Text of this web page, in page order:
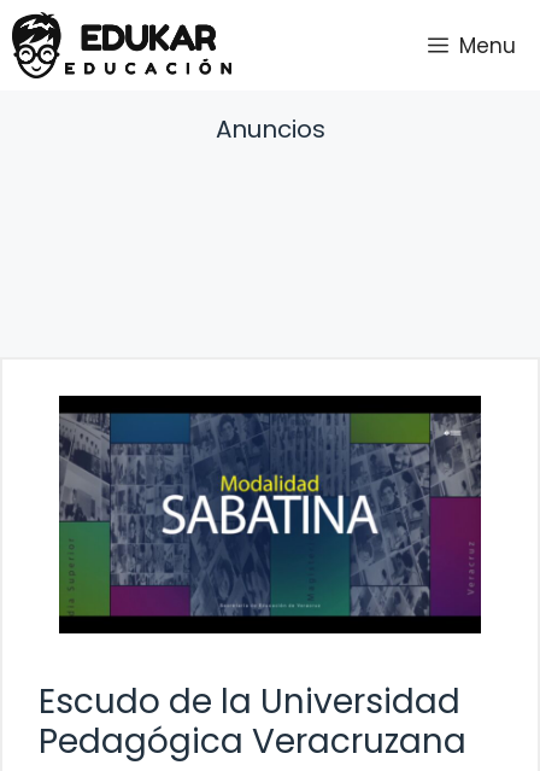
Saltar
al
contenido
Menu
Anuncios
Escudo de la Universidad
Pedagógica Veracruzana